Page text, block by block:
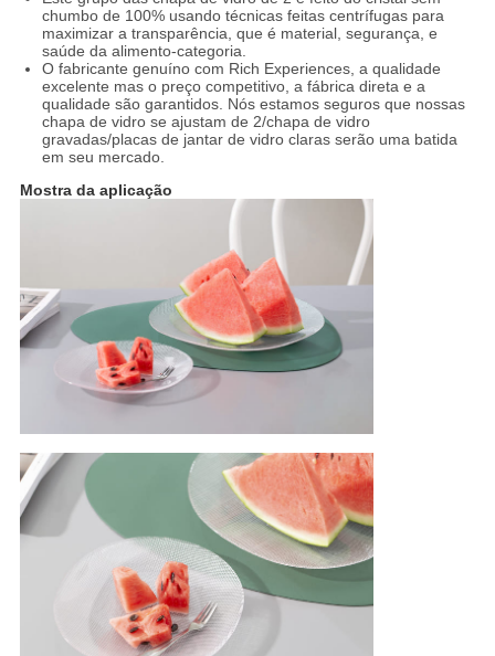
chumbo de 100% usando técnicas feitas centrífugas para
maximizar a transparência, que é material, segurança, e
saúde da alimento-categoria.
O fabricante genuíno com Rich Experiences, a qualidade
excelente mas o preço competitivo, a fábrica direta e a
qualidade são garantidos. Nós estamos seguros que nossas
chapa de vidro se ajustam de 2/chapa de vidro
gravadas/placas de jantar de vidro claras serão uma batida
em seu mercado.
Mostra da aplicação